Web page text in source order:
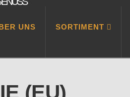
UNS SORTIMENT